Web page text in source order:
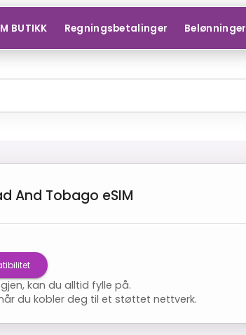
BUTIKK Regningsbetalinger Belønninger
And Tobago eSIM
kan du alltid fylle på.
du kobler deg til et støttet nettverk.